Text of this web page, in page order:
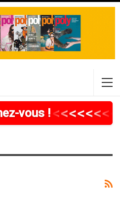
>>>>>
vous !<<<<<<<<